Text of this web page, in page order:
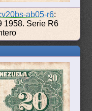
ab05-r6:
1958. Serie R6